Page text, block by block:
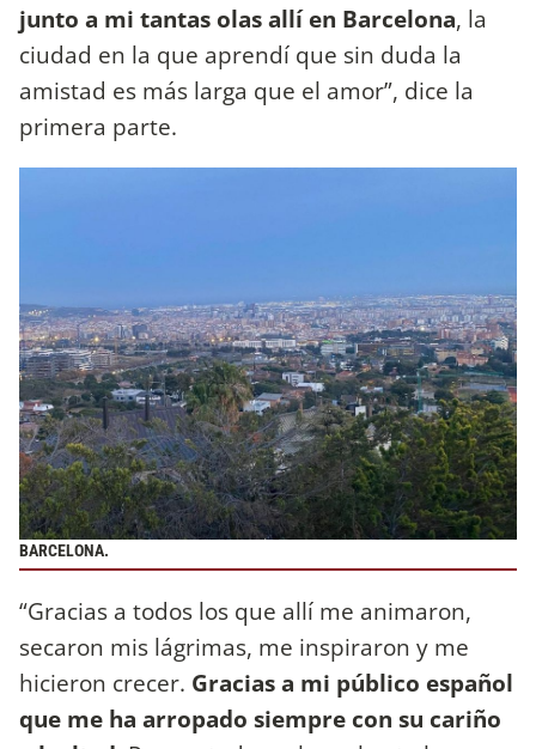
junto a mi tantas olas allí en Barcelona, la
ciudad en la que aprendí que sin duda la
amistad es más larga que el amor”, dice la
primera parte.
BARCELONA.
“Gracias a todos los que allí me animaron,
secaron mis lágrimas, me inspiraron y me
hicieron crecer. Gracias a mi público español
que me ha arropado siempre con su cariño